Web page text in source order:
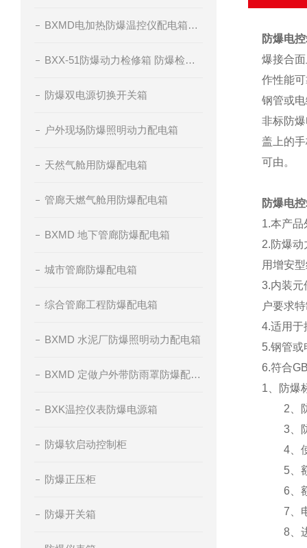
BXMD电加热防爆温控仪配电箱订做
BXX-51防爆动力检修箱 防爆检修插座箱
防爆双电源切换开关箱
户外现场防爆照明动力配电箱
天然气舱用防爆配电箱
管廊天燃气舱用防爆配电箱
BXMD 地下管廊防爆配电箱
城市管廊防爆配电箱
综合管廊工程防爆配电箱
BXMD 水泥厂防爆照明动力配电箱
BXMD 定做户外带防雨罩防爆配电箱
BXK温控仪表防爆电源箱
防爆软启动控制柜
防爆正压柜
防爆开关箱
防爆电
爆接合
作性能
钢管或
非标防
盖上的
可由。
防爆电
1.本产
2.防爆
用增安
3.内装元
户要求
4.适用于
5.钢管或
6.符合
1、防爆
2、防
3、防
4、使
5、额
6、额
7、电
8、进